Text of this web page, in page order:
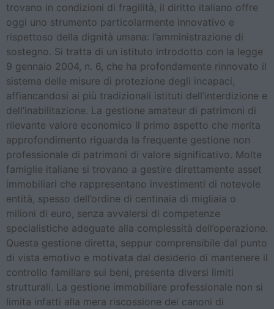
trovano in condizioni di fragilità, il diritto italiano offre
oggi uno strumento particolarmente innovativo e
rispettoso della dignità umana: l’amministrazione di
sostegno. Si tratta di un istituto introdotto con la legge
9 gennaio 2004, n. 6, che ha profondamente rinnovato il
sistema delle misure di protezione degli incapaci,
affiancandosi ai più tradizionali istituti dell’interdizione e
dell’inabilitazione. La gestione amateur di patrimoni di
rilevante valore economico Il primo aspetto che merita
approfondimento riguarda la frequente gestione non
professionale di patrimoni di valore significativo. Molte
famiglie italiane si trovano a gestire direttamente asset
immobiliari che rappresentano investimenti di notevole
entità, spesso dell’ordine di centinaia di migliaia o
milioni di euro, senza avvalersi di competenze
specialistiche adeguate alla complessità dell’operazione.
Questa gestione diretta, seppur comprensibile dal punto
di vista emotivo e motivata dal desiderio di mantenere il
controllo familiare sui beni, presenta diversi limiti
strutturali. La gestione immobiliare professionale non si
limita infatti alla mera riscossione dei canoni di